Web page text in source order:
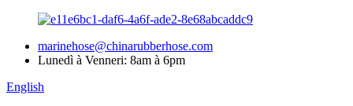
marinehose@chinarubberhose.com
Lunedì à Venneri: 8am à 6pm
English